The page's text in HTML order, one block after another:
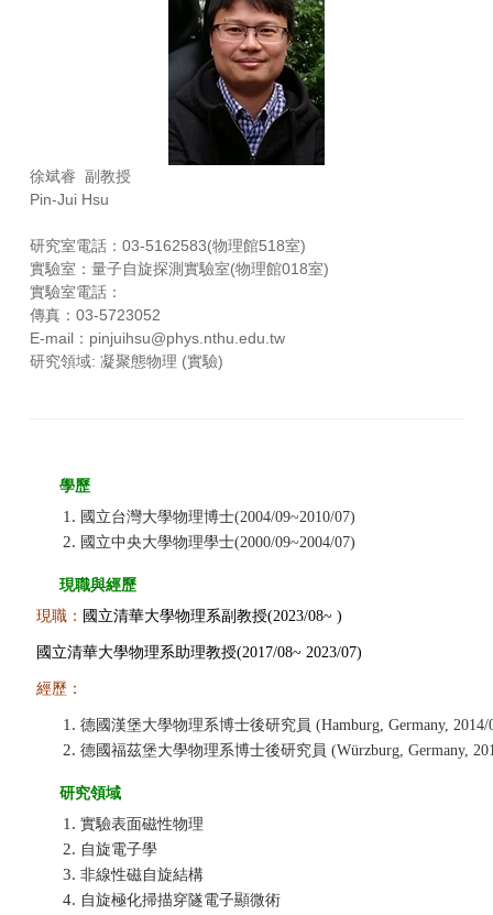
徐斌睿 副教授
Pin-Jui Hsu
研究室電話：03-5162583(物理館518室)
實驗室： 量子自旋探測實驗室(物理館018室)
實驗室電話：
傳真：03-5723052
E-mail：pinjuihsu@phys.nthu.edu.tw
研究領域: 凝聚態物理 (實驗)
學歷
國立台灣大學物理博士(2004/09~2010/07)
國立中央大學物理學士(2000/09~2004/07)
現職與經歷
現職： 國立清華大學物理系副教授(2023/08~ )
國立清華大學物理系助理教授(2017/08~ 2023/07)
經歷：
德國漢堡大學物理系博士後研究員 (Hamburg, Germany, 2014/
德國福茲堡大學物理系博士後研究員 (Würzburg, Germany,
研究領域
實驗表面磁性物理
自旋電子學
非線性磁自旋結構
自旋極化掃描穿隧電子顯微術